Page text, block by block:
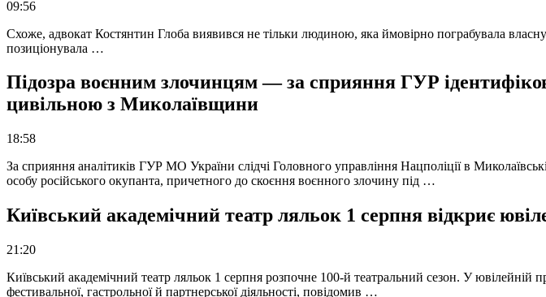
09:56
Схоже, адвокат Костянтин Глоба виявився не тільки людиною, яка ймовірно пограбувала
позиціонувала …
Підозра воєнним злочинцям — за сприяння ГУР
цивільною з Миколаївщини
18:58
За сприяння аналітиків ГУР МО України слідчі Головного управління Нацполіції в
особу російського окупанта, причетного до скоєння воєнного злочину під …
Київський академічний театр ляльок 1 серпня відкриє
21:20
Київський академічний театр ляльок 1 серпня розпочне 100-й театральний сезон. У ювілейній
фестивальної, гастрольної й партнерської діяльності, повідомив …